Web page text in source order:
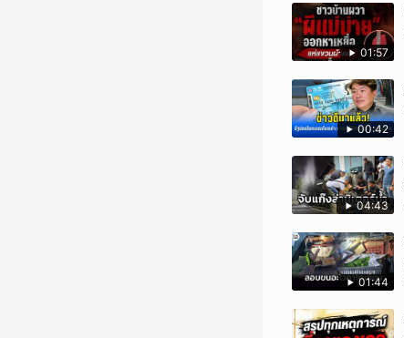
01:57
00:42
04:43
01:44